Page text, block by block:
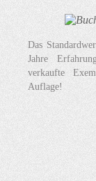
Das
Jahre
verkaufte
Auflage!